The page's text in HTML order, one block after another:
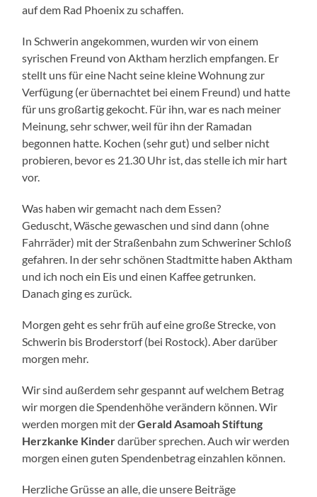
auf dem Rad Phoenix zu schaffen.
In Schwerin angekommen, wurden wir von einem
syrischen Freund von Aktham herzlich empfangen. Er
stellt uns für eine Nacht seine kleine Wohnung zur
Verfügung (er übernachtet bei einem Freund) und hatte
für uns großartig gekocht. Für ihn, war es nach meiner
Meinung, sehr schwer, weil für ihn der Ramadan
begonnen hatte. Kochen (sehr gut) und selber nicht
probieren, bevor es 21.30 Uhr ist, das stelle ich mir hart
vor.
Was haben wir gemacht nach dem Essen?
Geduscht, Wäsche gewaschen und sind dann (ohne
Fahrräder) mit der Straßenbahn zum Schweriner Schloß
gefahren. In der sehr schönen Stadtmitte haben Aktham
und ich noch ein Eis und einen Kaffee getrunken.
Danach ging es zurück.
Morgen geht es sehr früh auf eine große Strecke, von
Schwerin bis Broderstorf (bei Rostock). Aber darüber
morgen mehr.
Wir sind außerdem sehr gespannt auf welchem Betrag
wir morgen die Spendenhöhe verändern können. Wir
werden morgen mit derGerald Asamoah Stiftung
Herzkanke Kinderdarüber sprechen. Auch wir werden
morgen einen guten Spendenbetrag einzahlen können.
Herzliche Grüsse an alle, die unsere Beiträge